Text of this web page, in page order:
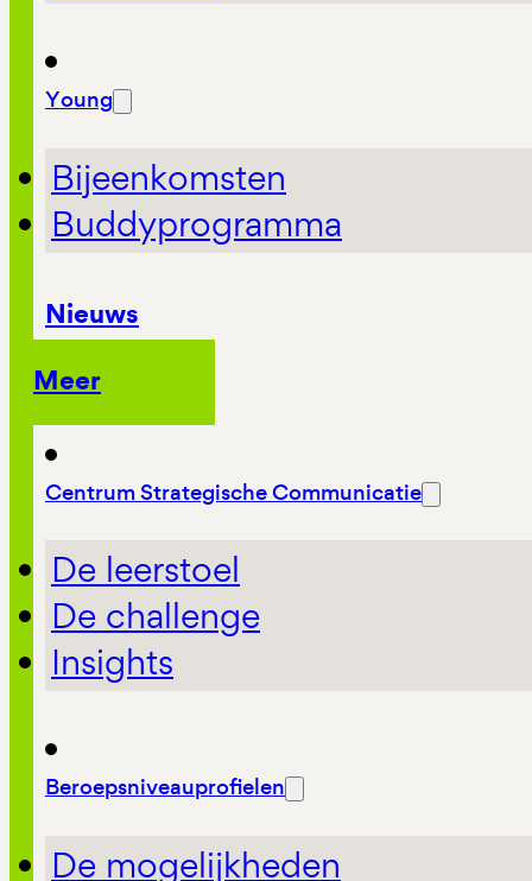
Young
Bijeenkomsten
Buddyprogramma
Nieuws
Meer
Centrum Strategische Communicatie
De leerstoel
De challenge
Insights
Beroepsniveauprofielen
De mogelijkheden